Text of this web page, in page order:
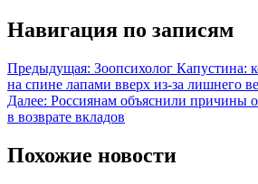
Навигация по записям
Предыдущая: Зоопсихолог Капустина:
на спине лапами вверх из-за лишнего
Далее: Россиянам объяснили причины
в возврате вкладов
Похожие новости